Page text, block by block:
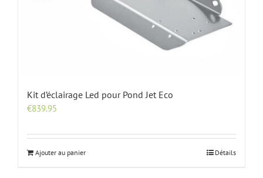
Kit d’éclairage Led pour Pond Jet Eco
€839.95
Ajouter au panier Détails